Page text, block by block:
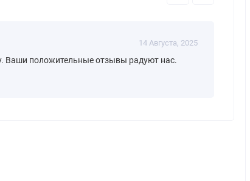
14 Августа, 2025
Ваши положительные отзывы радуют нас.